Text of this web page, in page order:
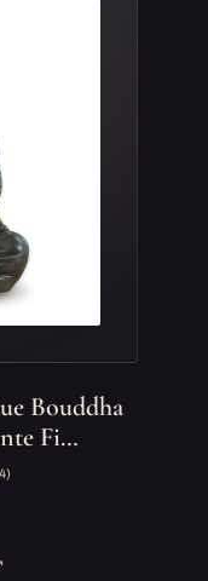
Bouddha
Fi…